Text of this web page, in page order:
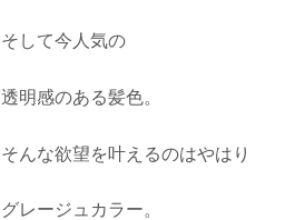
そして今人気の
透明感のある髪色。
そんな欲望を叶えるのはやはり
グレージュカラー。